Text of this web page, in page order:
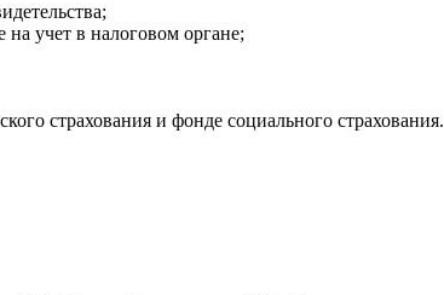
учет в налоговом органе;
страхования и фонде социального страхования.